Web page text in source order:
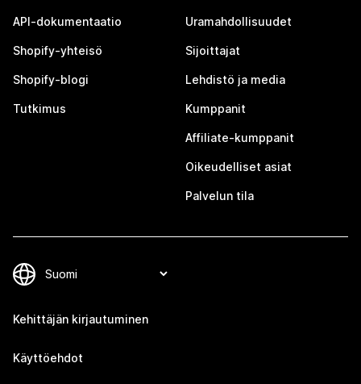
API-dokumentaatio
Shopify-yhteisö
Shopify-blogi
Tutkimus
Uramahdollisuudet
Sijoittajat
Lehdistö ja media
Kumppanit
Affiliate-kumppanit
Oikeudelliset asiat
Palvelun tila
Kehittäjän kirjautuminen
Käyttöehdot